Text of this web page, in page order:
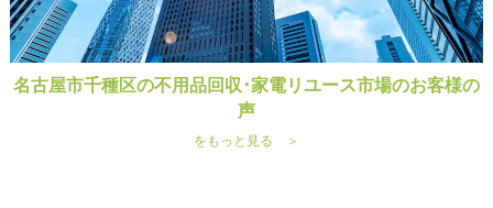
名古屋市千種区の不用品回収･家電リユース市場のお客様の
声
をもっと見る ＞